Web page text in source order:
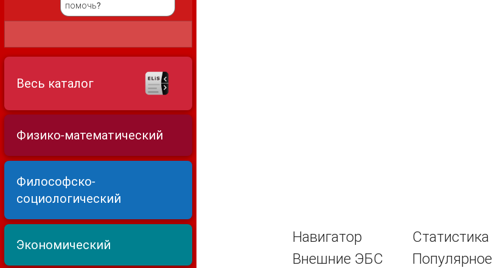
помочь?
Весь каталог
Физико-математический
Философско-
социологический
Экономический
Навигатор
Внешние ЭБС
Статистика
Популярное